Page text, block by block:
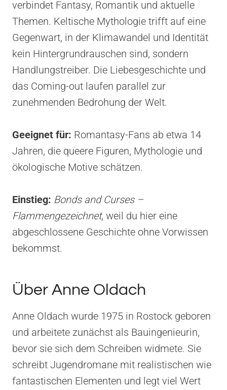
verbindet Fantasy, Romantik und aktuelle
Themen. Keltische Mythologie trifft auf eine
Gegenwart, in der Klimawandel und Identität
kein Hintergrundrauschen sind, sondern
Handlungstreiber. Die Liebesgeschichte und
das Coming-out laufen parallel zur
zunehmenden Bedrohung der Welt.
Geeignet für: Romantasy-Fans ab etwa 14
Jahren, die queere Figuren, Mythologie und
ökologische Motive schätzen.
Einstieg: Bonds and Curses –
Flammengezeichnet, weil du hier eine
abgeschlossene Geschichte ohne Vorwissen
bekommst.
Über Anne Oldach
Anne Oldach wurde 1975 in Rostock geboren
und arbeitete zunächst als Bauingenieurin,
bevor sie sich dem Schreiben widmete. Sie
schreibt Jugendromane mit realistischen wie
fantastischen Elementen und legt viel Wert